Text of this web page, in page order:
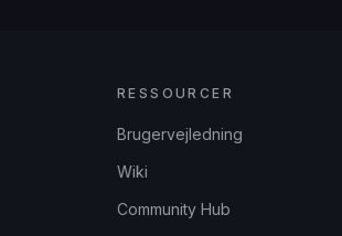
RESSOURCER
Brugervejledning
Wiki
Community Hub